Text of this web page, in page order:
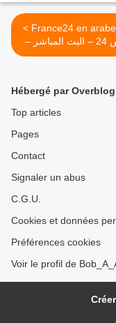
< France24 en arabe, Live
فرانس 24 – البث المباشر –
الدولية على مدار
Hébergé par Overblog
Top articles
Pages
Contact
Signaler un abus
C.G.U.
Cookies et données
Préférences cookies
Voir le profil de